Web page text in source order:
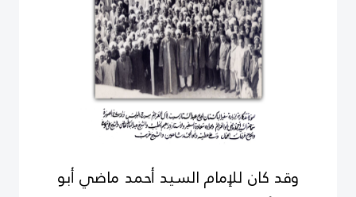
وقد كان للإمام السيد أحمد ماضي أبو